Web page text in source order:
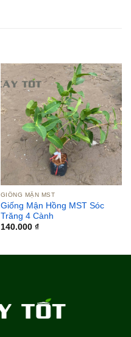
GIỐNG MẬN MST
Giống Mận Hồng MST Sóc
Trăng 4 Cành
140.000 ₫